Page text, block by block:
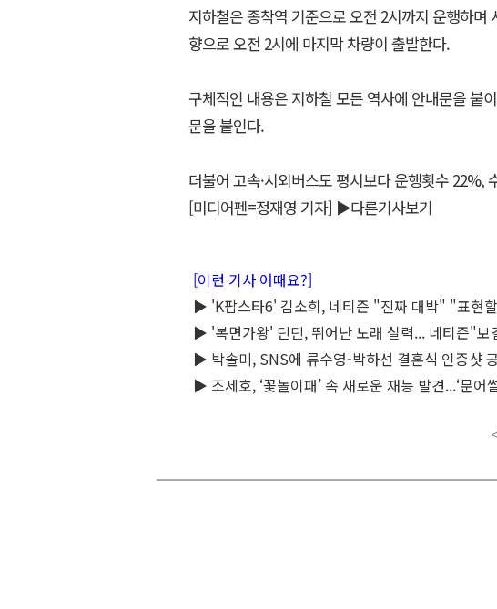
지하철은 종착역 기준으로 오전 2시까지 운행하
향으로 오전 2시에 마지막 차량이 출발한다.
구체적인 내용은 지하철 모든 역사에 안내문을 붙
문을 붙인다.
더불어 고속·시외버스도 평시보다 운행횟수 22%,
[미디어펜=정재영 기자] ▶다른기사보기
[이런 기사 어때요?]
▶ 'K팝스타6' 김소희, 네티즌 "진짜 대박" "표현
▶ '복면가왕' 딘딘, 뛰어난 노래 실력... 네티즌"
▶ 박솔미, SNS에 류수영-박하선 결혼식 인증샷
▶ 조세호, ‘꽃놀이패’ 속 새로운 재능 발견...‘문어